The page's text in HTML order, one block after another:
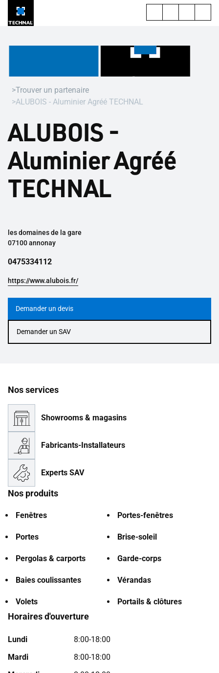
Trouver un partenaire
ALUBOIS - Aluminier Agréé TECHNAL
ALUBOIS -
Aluminier Agréé
TECHNAL
les domaines de la gare
07100 annonay
0475334112
https://www.alubois.fr/
Demander un devis
Demander un SAV
Nos services
Showrooms & magasins
Fabricants-Installateurs
Experts SAV
Nos produits
Fenêtres Portes-fenêtres
Portes Brise-soleil
Pergolas & carports Garde-corps
Baies coulissantes Vérandas
Volets Portails & clôtures
Horaires d'ouverture
Lundi
8:00-18:00
Mardi
8:00-18:00